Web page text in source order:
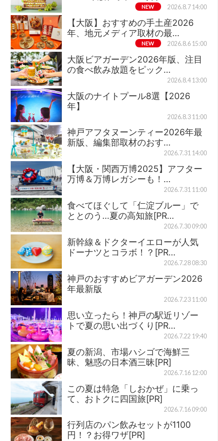
NEW 2026.8.7 14:00
【大阪】おすすめの手土産2026
年、地元メディア取材の最…
NEW 2026.8.6 15:00
大阪ビアガーデン2026年版、注目
の食べ飲み放題をピック…
2026.8.4 13:00
大阪のナイトプール8選【2026
年】
2026.8.3 11:00
神戸アフタヌーンティー2026年最
新版、編集部取材のおす…
2026.7.31 14:00
【大阪・関西万博2025】アフター
万博＆万博レガシーも！…
2026.7.31 11:00
食べてほぐして「仁淀ブルー」で
ととのう…夏の高知旅[PR…
2026.7.30 09:00
新幹線＆ドクターイエローが人気
ドーナツとコラボ！？[PR…
2026.7.28 08:30
神戸のおすすめビアガーデン2026
年最新版
2026.7.23 11:00
思い立ったら！神戸の駅近リゾー
トで夏の思い出づくり[PR…
2026.7.22 19:40
夏の新潟、市場ハシゴで海鮮三
昧、魅惑の日本酒三昧[PR]
2026.7.16 12:00
この夏は特急「しおかぜ」に乗っ
て、おトクに四国旅[PR]
2026.7.16 09:00
行列店のパン飲みセットが1100
円！？お得ワザ[PR]